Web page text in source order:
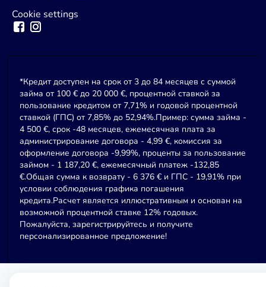
Cookie settings
*Кредит доступен на срок от 3 до 84 месяцев с суммой
займа от 100 € до 20 000 €, процентной ставкой за
пользование кредитом от 7,71% и годовой процентной
ставкой (ГПС) от 7,85% до 52,94%.Пример: сумма займа -
4 500 €, срок -48 месяцев, ежемесячная плата за
администрирование договора - 4,99 €, комиссия за
оформление договора -9,99%, проценты за пользование
займом - 1 187,20 €, ежемесячный платеж -132,85
€.Общая сумма к возврату - 6 376 € и ГПС - 19,91% при
условии соблюдения графика погашения
кредита.Расчет является иллюстративным и основан на
возможной процентной ставке 12% годовых.
Пожалуйста, зарегистрируйтесь и получите
персонализированное предложение!